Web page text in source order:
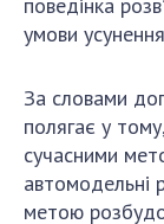
Засідання
Річні
Річні
Наукові
Охорона
умови
За словами
полягає у
сучасними
автомодельні
метою